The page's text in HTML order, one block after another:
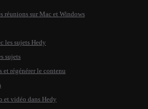
réunions sur Mac et Windows
les sujets Hedy
sujets
régénérer le contenu
et vidéo dans Hedy